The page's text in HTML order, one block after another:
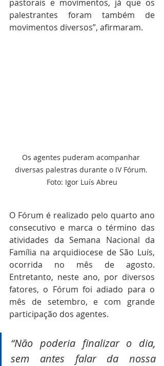
pastorais e movimentos, já que os
palestrantes foram também de
movimentos diversos”, afirmaram.
Os agentes puderam acompanhar
diversas palestras durante o IV Fórum.
Foto: Igor Luís Abreu
O Fórum é realizado pelo quarto ano
consecutivo e marca o término das
atividades da Semana Nacional da
Família na arquidiocese de São Luís,
ocorrida no mês de agosto.
Entretanto, neste ano, por diversos
fatores, o Fórum foi adiado para o
mês de setembro, e com grande
participação dos agentes.
“Não poderia finalizar o dia,
sem antes falar da nossa